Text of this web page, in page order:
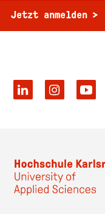
Jetzt anmelden